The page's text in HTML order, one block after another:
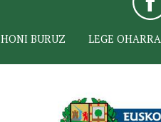
HONI BURUZ LEGE OHARRA